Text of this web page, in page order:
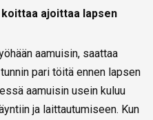
ajoittaa lapsen
aamuisin, saattaa
pari töitä ennen lapsen
aamuisin usein kuluu
ja laittautumiseen. Kun